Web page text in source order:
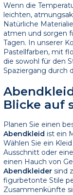
Wenn die
leichten,
Natürliche
atmen und sorgen
Tagen. In unserer
Pastellfarben, mit
die sowohl für den
Spaziergang durch
Blicke auf
Planen Sie einen
Abendkleid ist ein
Wählen Sie ein
Ausschnitt oder
einen Hauch von
Abendkleider sind
figurbetonte Stile
Zusammenkünfte